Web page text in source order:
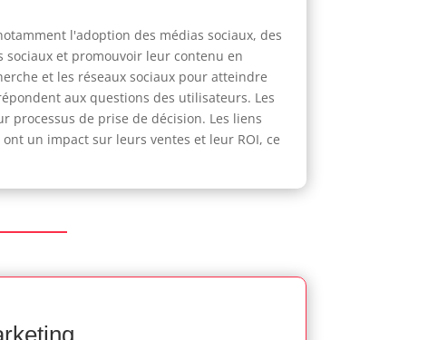
l'adoption des médias sociaux, des
et promouvoir leur contenu en
et les réseaux sociaux pour atteindre
aux questions des utilisateurs. Les
processus de prise de décision. Les liens
un impact sur leurs ventes et leur ROI, ce